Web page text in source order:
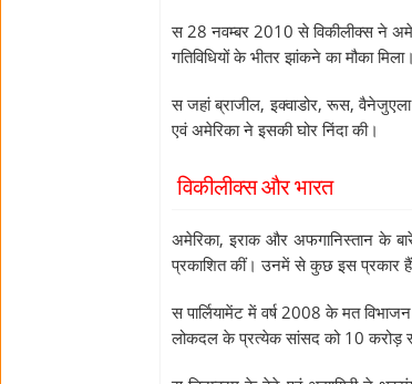
स 28 नवम्बर 2010 से विकीलीक्स ने
गतिविधियों के भीतर झांकने का मौका मिला।
स जहां ब्राजील, इक्वाडोर, रूस,
एवं अमेरिका ने इसकी घोर निंदा की।
विकीलीक्स और भारत
अमेरिका, इराक और अफगानिस्तान के
प्रकाशित कीं। उनमें से कुछ इस प्रकार
स पार्लियामेंट में वर्ष 2008 के मत
लोकदल के प्रत्येक सांसद को 10 करोड़